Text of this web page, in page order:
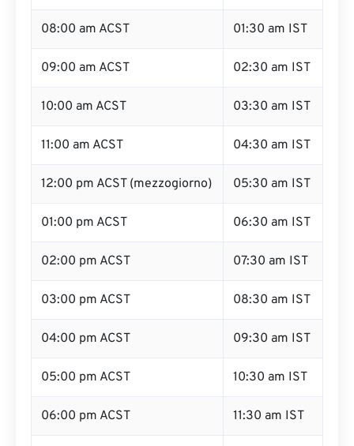
08:00 am ACST 01:30 am IST
09:00 am ACST 02:30 am IST
10:00 am ACST 03:30 am IST
11:00 am ACST 04:30 am IST
12:00 pm ACST (mezzogiorno) 05:30 am IST
01:00 pm ACST 06:30 am IST
02:00 pm ACST 07:30 am IST
03:00 pm ACST 08:30 am IST
04:00 pm ACST 09:30 am IST
05:00 pm ACST 10:30 am IST
06:00 pm ACST 11:30 am IST